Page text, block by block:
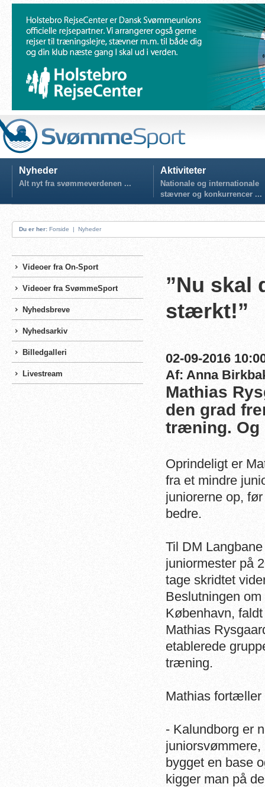
Nyheder
Alt nyt fra svømmeverdenen ...
Aktiviteter
Nationale og internationale
stævner og konkurrencer ...
Du er her: Forside | Nyheder
Videoer fra On-Sport
Videoer fra SvømmeSport
Nyhedsbreve
Nyhedsarkiv
Billedgalleri
Livestream
”Nu skal
stærkt!”
02-09-2016
Af: Anna
Mathias
den grad
træning. Og
Oprindeligt er
fra et mindre
juniorerne op,
bedre.
Til DM
juniormester på
tage skridtet
Beslutningen
København,
Mathias
etablerede
træning.
Mathias fortæller
- Kalundborg er
bygget en base
kigger man på